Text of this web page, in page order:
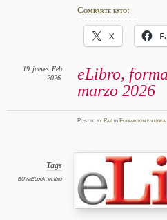
Comparte esto:
X
eLibro,
marzo 2026
19 jueves Feb
2026
Postedby Paz in Formación en línea
Tags
BUVaEbook, eLibro